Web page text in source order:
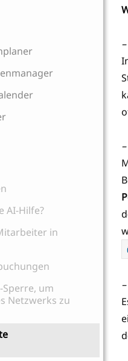
AI-Hilfe?
in
um
Netzwerks zu